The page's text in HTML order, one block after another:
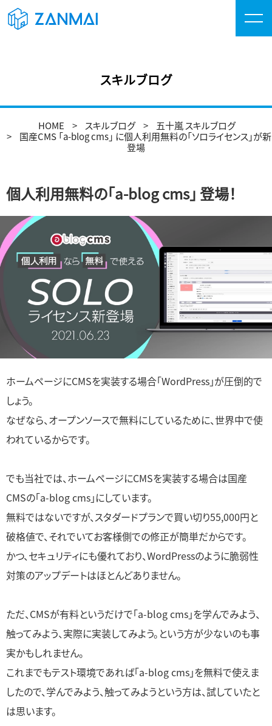
スキルブログ
HOME スキルブログ
五十嵐 スキルブログ
国産CMS 「a-blog cms」 に個人利用無料の「ソロライセンス」が新
登場
個人利用無料の「a-blog cms」 登場！
ホームページにCMSを実装する場合「WordPress」が圧倒的で
しょう。
なぜなら、オープンソースで無料にしているために、世界中で使
われているからです。
でも当社では、ホームページにCMSを実装する場合は国産
CMSの「a-blog cms」にしています。
無料ではないですが、スタダードプランで買い切り55,000円と
破格値で、それでいてお客様側での修正が簡単だからです。
かつ、セキュリティにも優れており、WordPressのように脆弱性
対策のアップデートはほとんどありません。
ただ、CMSが有料というだけで「a-blog cms」を学んでみよう、
触ってみよう、実際に実装してみよう。という方が少ないのも事
実かもしれません。
これまでもテスト環境であれば「a-blog cms」を無料で使えま
したので、学んでみよう、触ってみようという方は、試していたと
は思います。